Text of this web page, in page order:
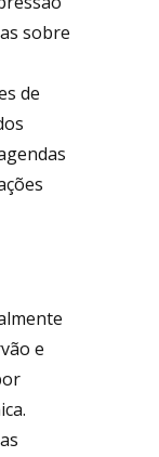
sobre
de
e